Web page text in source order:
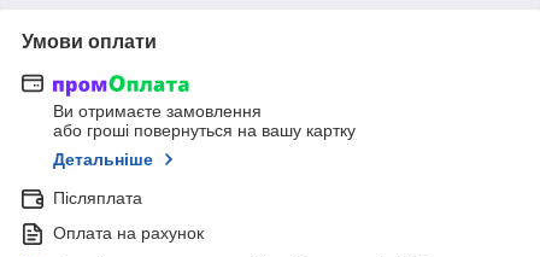
Умови оплати
Ви отримаєте замовлення
або гроші повернуться на вашу картку
Детальніше
Післяплата
Оплата на рахунок